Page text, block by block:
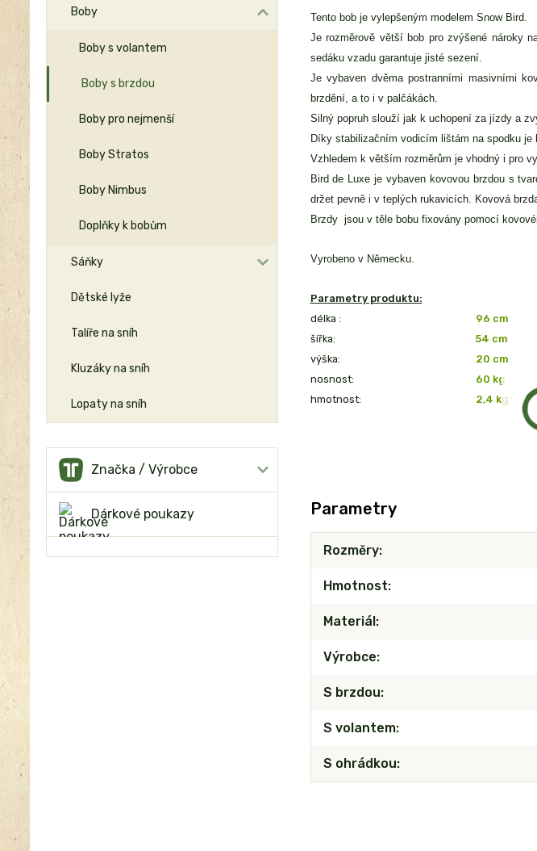
Boby
Boby s volantem
Boby s brzdou
Boby pro nejmenší
Boby Stratos
Boby Nimbus
Doplňky k bobům
Sáňky
Dětské lyže
Talíře na sníh
Kluzáky na sníh
Lopaty na sníh
Značka / Výrobce
Dárkové poukazy
Tento bob je vylepšeným modelem Snow Bird.
Je rozměrově větší bob pro zvýšené nároky
sedáku vzadu garantuje jisté sezení.
Je vybaven dvěma postranními masivními
brzdění, a to i v palčákách.
Silný popruh slouží jak k uchopení za jízdy a
Díky stabilizačním vodicím lištám na spodku
Vzhledem k větším rozměrům je vhodný i pro
Bird de Luxe je vybaven kovovou brzdou s
držet pevně i v teplých rukavicích. Kovová
Brzdy jsou v těle bobu fixovány pomocí
Vyrobeno v Německu.
Parametry produktu:
délka :
96 cm
šířka:
54 cm
výška:
20 cm
nosnost:
60 kg
hmotnost:
2,4 kg
Parametry
Rozměry
Hmotnost
Materiál
Výrobce
S brzdou
S volantem
S ohrádkou